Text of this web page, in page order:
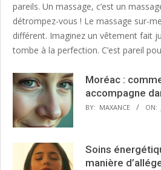
pareils. Un massage, c’est un
détrompez-vous ! Le massage sur-
différent. Imaginez un vêtement fait
tombe à la perfection. C’est pareil
Moréac :
accompagne
BY: MAXANCE ON:
Soins
manière